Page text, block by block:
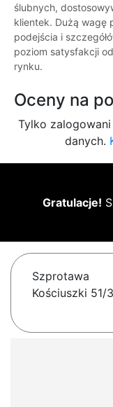
ślubnych,
klientek. Dużą wagę
podejścia i
poziom satysfakcji
rynku.
Oceny na
Tylko
danych.
Gratulacje!
Szprotawa
Kościuszki 51/3